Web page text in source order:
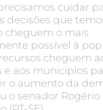
cuidar
decisões que
cheguem o mais
possível à
cheguem
e aos municípios
o aumento da
o senador Rogério